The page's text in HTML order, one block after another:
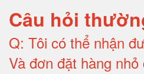
Câu hỏi
Q: Tôi có thể nhận
Và đơn đặt hàng